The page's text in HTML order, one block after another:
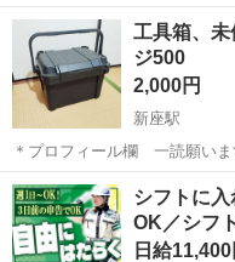
カート サイズ 使用時/約９６×６６×５６cm 収納時/約８１cm×５６
cm×３１cm 耐荷重:約100kg
埼玉 新座市 新座駅
工具箱、
ジ500
2,000円
新座駅
＊プロフィール欄 一読願います ＪＦＪアステージ製 工具箱で
体、蓋ともに黒、中のトレイなし 屋内保管の未使用品で
凸版付近にてお渡しです。 引
埼玉 新座市 新座駅
シフトに
日給11,400